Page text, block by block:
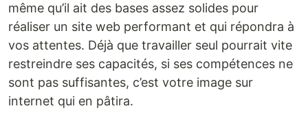
même qu’il ait des bases assez solides pour
réaliser un site web performant et qui répondra à
vos attentes. Déjà que travailler seul pourrait vite
restreindre ses capacités, si ses compétences ne
sont pas suffisantes, c’est votre image sur
internet qui en pâtira.